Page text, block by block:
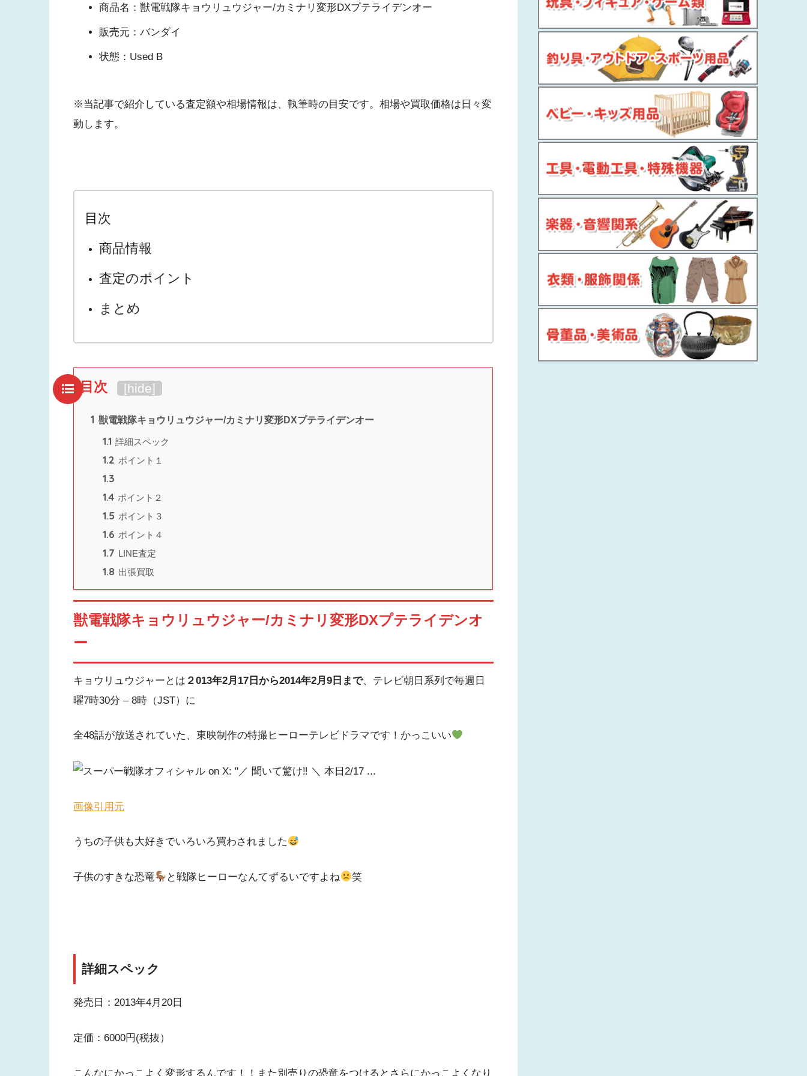
商品名：獣電戦隊キョウリュウジャー/カミナリ変形DXプテライデンオー
販売元：バンダイ
状態：Used B
※当記事で紹介している査定額や相場情報は、執筆時の目安です。相場や買取価格は日々変
動します。
目次
商品情報
査定のポイント
まとめ
目次 [hide]
1 獣電戦隊キョウリュウジャー/カミナリ変形DXプテライデンオー
1.1 詳細スペック
1.2 ポイント１
1.3
1.4 ポイント２
1.5 ポイント３
1.6 ポイント４
1.7 LINE査定
1.8 出張買取
獣電戦隊キョウリュウジャー/カミナリ変形DXプテライデンオ
ー
キョウリュウジャーとは ２013年2月17日から2014年2月9日まで、テレビ朝日系列で毎週日
曜7時30分 – 8時（JST）に
全48話が放送されていた、東映制作の特撮ヒーローテレビドラマです！かっこいい
画像引用元
うちの子供も大好きでいろいろ買わされました
子供のすきな恐竜 と戦隊ヒーローなんてずるいですよね 笑
詳細スペック
発売日：2013年4月20日
定価：6000円(税抜）
こんなにかっこよく変形するんです！！また別売りの恐竜をつけるとさらにかっこよくなり